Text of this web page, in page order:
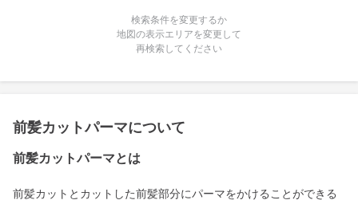
検索条件を変更するか
地図の表示エリアを変更して
再検索してください
前髪カットパーマについて
前髪カットパーマとは
前髪カットとカットした前髪部分にパーマをかけることができる